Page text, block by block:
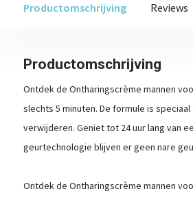
Productomschrijving Reviews
Productomschrijving
Ontdek de Ontharingscrème mannen
slechts 5 minuten. De formule is
verwijderen. Geniet tot 24 uur lang van
geurtechnologie blijven er geen nare
Ontdek de Ontharingscrème mannen